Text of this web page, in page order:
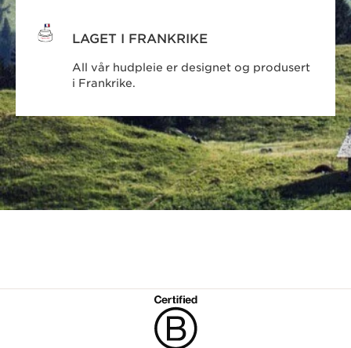
LAGET I FRANKRIKE
All vår hudpleie er designet og produsert
i Frankrike.